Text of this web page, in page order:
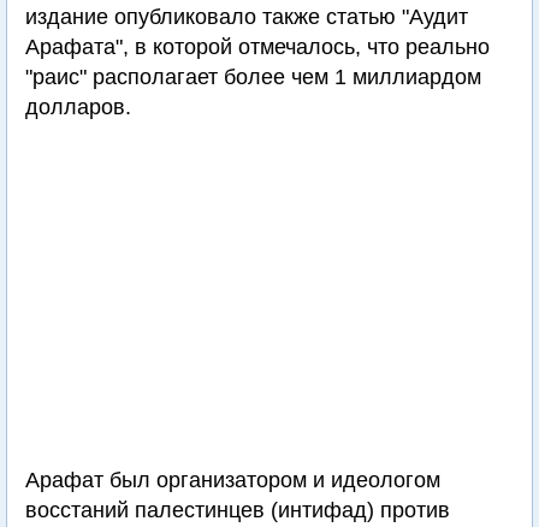
издание опубликовало также статью "Аудит
Арафата", в которой отмечалось, что реально
"раис" располагает более чем 1 миллиардом
долларов.
Арафат был организатором и идеологом
восстаний палестинцев (интифад) против